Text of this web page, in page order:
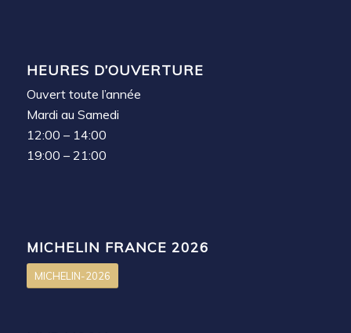
HEURES D’OUVERTURE
Ouvert toute l’année
Mardi au Samedi
12:00 – 14:00
19:00 – 21:00
MICHELIN FRANCE 2026
MICHELIN-2026